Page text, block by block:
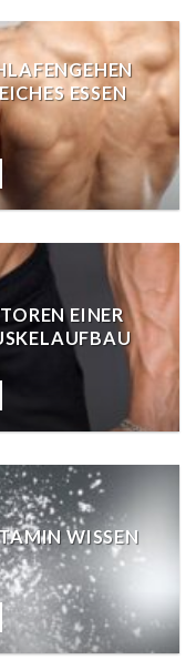
ESSEN
EINER
WISSEN